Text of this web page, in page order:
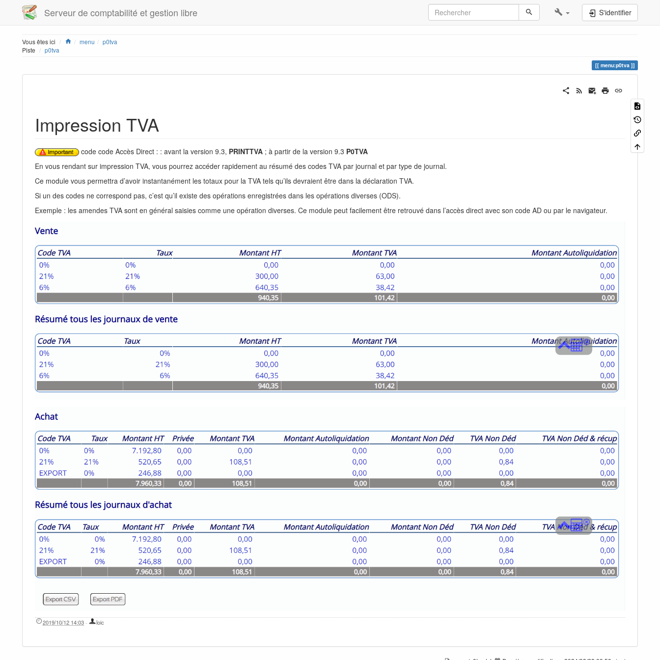
Serveur de comptabilité et gestion libre S'identifier
Vous êtes ici Home
menu
p0tva
Piste
p0tva
menu:p0tva
Impression TVA
code code Accès Direct : : avant la version 9.3, PRINTTVA; à partir de la version 9.3 P0TVA
En vous rendant sur impression TVA, vous pourrez accéder rapidement au résumé des codes TVA par journal et par type de journal.
Ce module vous permettra d’avoir instantanément les totaux pour la TVA tels qu’ils devraient être dans la déclaration TVA.
Si un des codes ne correspond pas, c’est qu’il existe des opérations enregistrées dans les opérations diverses (ODS).
Exemple : les amendes TVA sont en général saisies comme une opération diverses. Ce module peut facilement être retrouvé dans l’accès direct avec son code AD ou par le navigateur.
2019/10/12 14:03 · loic